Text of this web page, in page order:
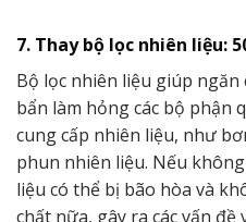
7. Thay bộ lọc nhiên liệu:
Bộ lọc nhiên liệu giúp ngăn
bẩn làm hỏng các bộ
cung cấp nhiên liệu, như
phun nhiên liệu. Nếu
liệu có thể bị bão hòa và
chất nữa, gây ra các vấn